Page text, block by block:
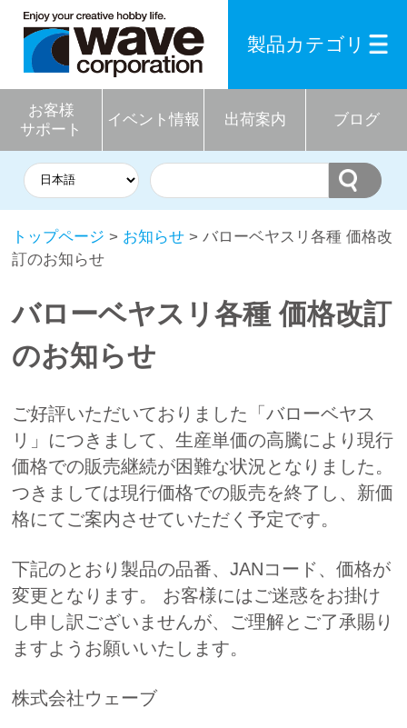
お客様
サポート
イベント情報 出荷案内 ブログ
製品カテゴリ
トップページ > お知らせ > バローベヤスリ各種 価格改
訂のお知らせ
バローベヤスリ各種 価格改訂
のお知らせ
ご好評いただいておりました「バローベヤス
リ」につきまして、生産単価の高騰により現行
価格での販売継続が困難な状況となりました。
つきましては現行価格での販売を終了し、新価
格にてご案内させていただく予定です。
下記のとおり製品の品番、JANコード、価格が
変更となります。 お客様にはご迷惑をお掛け
し申し訳ございませんが、ご理解とご了承賜り
ますようお願いいたします。
株式会社ウェーブ